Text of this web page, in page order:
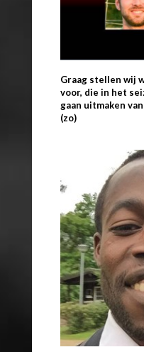
Graag stellen wij
voor, die in het
gaan uitmaken
(zo)